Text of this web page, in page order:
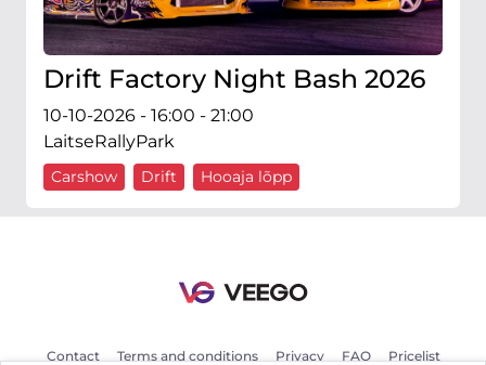
Drift Factory Night Bash 2026
10-10-2026 - 16:00 - 21:00
LaitseRallyPark
Carshow Drift Hooaja lõpp
Contact Terms and conditions Privacy FAQ Pricelist